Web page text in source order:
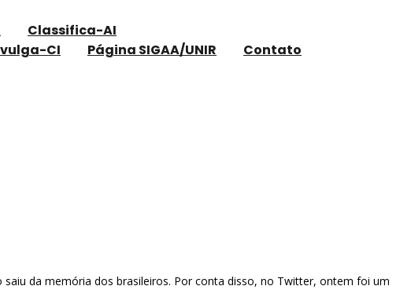
Classifica-AI
CI Página SIGAA/UNIR Contato
da memória dos brasileiros. Por conta disso, no Twitter, ontem foi um